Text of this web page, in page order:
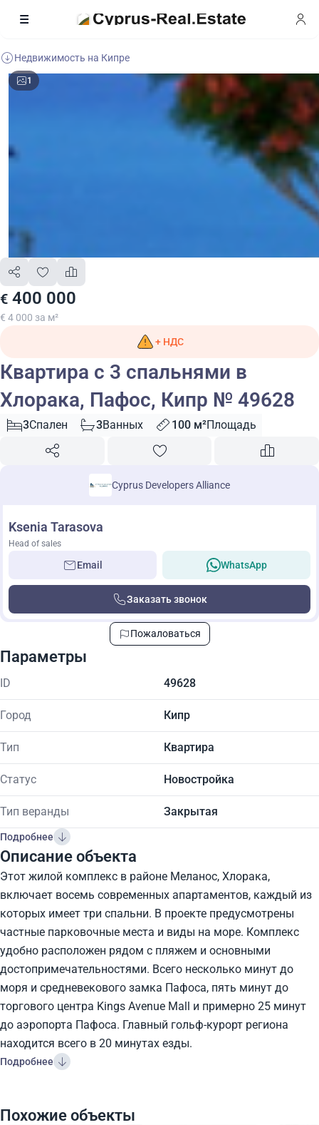
Недвижимость на Кипре
1
€ 400 000
€ 4 000 за м²
+ НДС
Квартира с 3 спальнями в
Хлорака, Пафос, Кипр № 49628
3Спален 3Ванных 100 м²Площадь
Cyprus Developers Alliance
Ksenia Tarasova
Head of sales
Email WhatsApp
Заказать звонок
Пожаловаться
Параметры
ID 49628
Город Кипр
Тип Квартира
Статус Новостройка
Тип веранды Закрытая
Подробнее
Описание объекта
Этот жилой комплекс в районе Меланос, Хлорака,
включает восемь современных апартаментов, каждый из
которых имеет три спальни. В проекте предусмотрены
частные парковочные места и виды на море. Комплекс
удобно расположен рядом с пляжем и основными
достопримечательностями. Всего несколько минут до
моря и средневекового замка Пафоса, пять минут до
торгового центра Kings Avenue Mall и примерно 25 минут
до аэропорта Пафоса. Главный гольф-курорт региона
находится всего в 20 минутах езды.
Подробнее
Похожие объекты